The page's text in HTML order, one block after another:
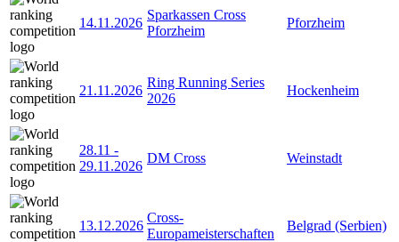
14.11.2026
Sparkassen Cross
Pforzheim
Pforzheim
21.11.2026
Ring Running Series
2026
Hockenheim
28.11 -
29.11.2026
DM Cross Weinstadt
13.12.2026
Cross-
Europameisterschaften
Belgrad (Serbien)